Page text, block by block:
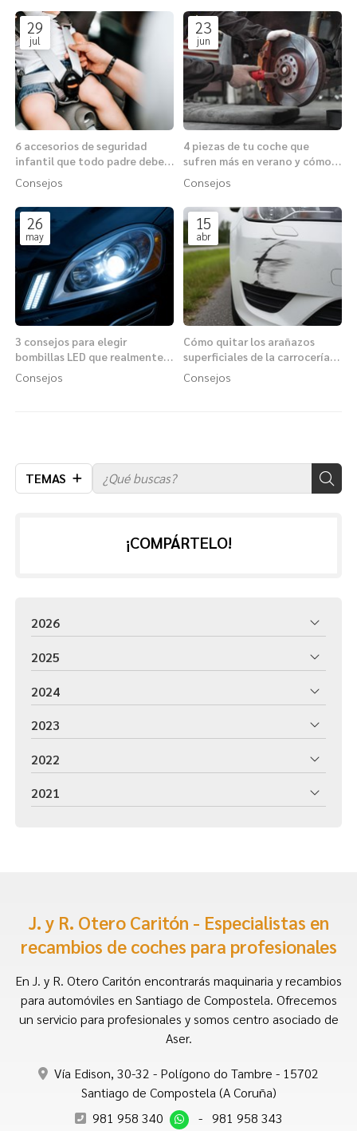
TEMAS
29
jul
6 accesorios de seguridad
infantil que todo padre debe
conocer antes de viajar
Consejos
23
jun
4 piezas de tu coche que
sufren más en verano y cómo
protegerlas
Consejos
26
may
3 consejos para elegir
bombillas LED que realmente
mejoren tu visibilidad
nocturna
Consejos
15
abr
Cómo quitar los arañazos
superficiales de la carrocería
con los productos adecuados
Consejos
¡COMPÁRTELO!
2026
2025
2024
2023
2022
2021
J. y R. Otero Caritón - Especialistas en
recambios de coches para profesionales
En J. y R. Otero Caritón encontrarás maquinaria y recambios
para automóviles en Santiago de Compostela. Ofrecemos
un servicio para profesionales y somos centro asociado de
Aser.
Vía Edison, 30-32 - Polígono do Tambre - 15702
Santiago de Compostela (A Coruña)
981 958 340
- 981 958 343